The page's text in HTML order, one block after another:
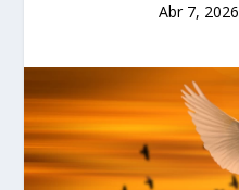
Abr 7, 2026